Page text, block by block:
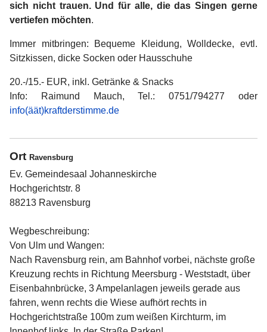
sich nicht trauen. Und für alle, die das Singen gerne
vertiefen möchten.
Immer mitbringen: Bequeme Kleidung, Wolldecke, evtl.
Sitzkissen, dicke Socken oder Hausschuhe
20.-/15.- EUR, inkl. Getränke & Snacks
Info: Raimund Mauch, Tel.: 0751/794277 oder
info(äät)kraftderstimme.de
Ort Ravensburg
Ev. Gemeindesaal Johanneskirche
Hochgerichtstr. 8
88213 Ravensburg
Wegbeschreibung:
Von Ulm und Wangen:
Nach Ravensburg rein, am Bahnhof vorbei, nächste große
Kreuzung rechts in Richtung Meersburg - Weststadt, über
Eisenbahnbrücke, 3 Ampelanlagen jeweils gerade aus
fahren, wenn rechts die Wiese aufhört rechts in
Hochgerichtstraße 100m zum weißen Kirchturm, im